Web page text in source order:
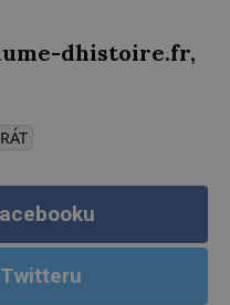
dhistoire.fr,